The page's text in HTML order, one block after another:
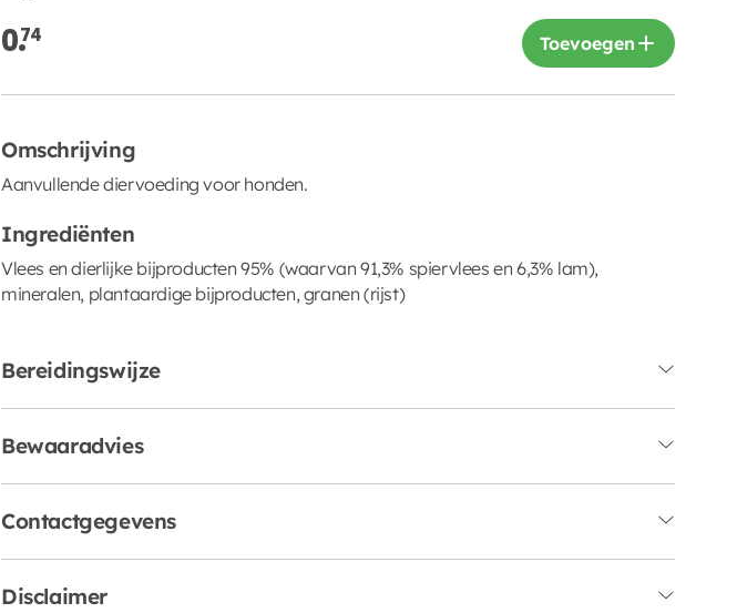
0.74 Toevoegen
Omschrijving
Aanvullende diervoeding voor honden.
Ingrediënten
Vlees en dierlijke bijproducten 95% (waarvan 91,3% spiervlees en 6,3% lam),
mineralen, plantaardige bijproducten, granen (rijst)
Bereidingswijze
Bewaaradvies
Contactgegevens
Disclaimer